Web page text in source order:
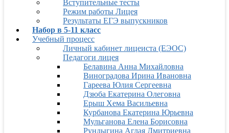
Вступительные тесты
Режим работы Лицея
Результаты ЕГЭ выпускников
Набор в 5-11 класс
Учебный процесс
Личный кабинет лицеиста (ЕЭОС)
Педагоги лицея
Белавина Анна Михайловна
Виноградова Ирина Ивановна
Гареева Юлия Сергеевна
Дзюба Екатерина Олеговна
Ерыш Хема Васильевна
Курбанова Екатерина Юрьевна
Мульганова Елена Борисовна
Рундыгина Аглая Дмитриевна